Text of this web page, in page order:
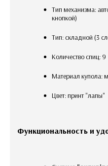
Тип механизма: автомат (открытие и закрытие одной
кнопкой)
Тип: складной (3
Количество спиц: 9
Материал купола:
Цвет: принт "лапы"
Функциональность и